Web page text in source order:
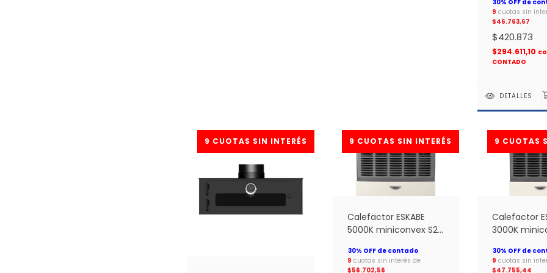
Europea
9 cuotas sin
$46.763,67
$420.873
$294.611,10
CONTADO
DETALLES
Calefactor ESKABE
5000K miniconvex S21
tiraje *
9 cuotas sin interés de
$56.702,56
Calefactor
3000K
tiraje *
9 cuotas sin
$47.755,44